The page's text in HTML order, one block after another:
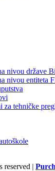
nivou države
nivou entiteta
za tehničke
reserved |